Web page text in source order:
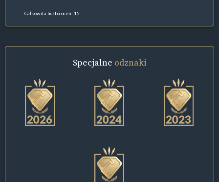
Całkowita liczba ocen: 15
Specjalne odznaki